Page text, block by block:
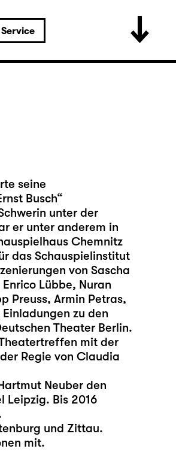
Service
seine
Busch“
unter der
er unter anderem in
Chemnitz
das Schauspielinstitut
von Sascha
Lübbe, Nuran
Preuss, Armin Petras,
zu den
Theater Berlin.
mit der
Regie von Claudia
Neuber den
Leipzig. Bis 2016
und Zittau.
mit.